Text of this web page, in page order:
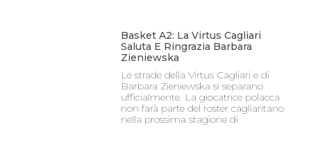
Basket A2: La Virtus Cagliari
Saluta E Ringrazia Barbara
Zieniewska
Le strade della Virtus Cagliari e di
Barbara Zieniewska si separano
ufficialmente. La giocatrice polacca
non farà parte del roster cagliaritano
nella prossima stagione di